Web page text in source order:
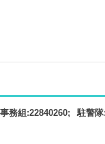
務組:22840260; 駐警